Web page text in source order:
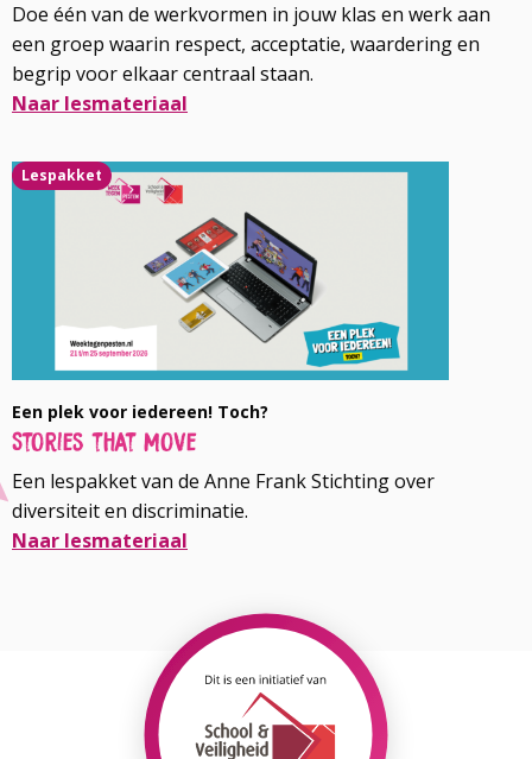
Doe één van de werkvormen in jouw klas en werk aan
een groep waarin respect, acceptatie, waardering en
begrip voor elkaar centraal staan.
Naar lesmateriaal
meer
Lespakket
Een plek voor iedereen! Toch?
Stories that Move
Een lespakket van de Anne Frank Stichting over
diversiteit en discriminatie.
Naar lesmateriaal